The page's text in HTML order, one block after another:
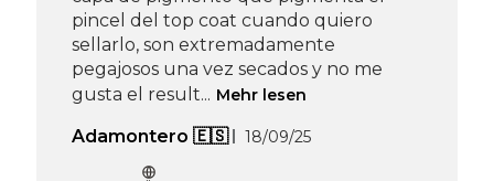
pincel del top coat cuando quiero
sellarlo, son extremadamente
pegajosos una vez secados y no me
gusta el result... Mehr lesen
Adamontero 🇪🇸 18/09/25